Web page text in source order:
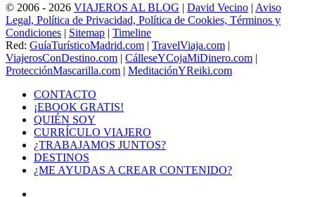
© 2006 - 2026 VIAJEROS AL BLOG | David Vecino | Aviso
Legal, Política de Privacidad, Política de Cookies, Términos y
Condiciones | Sitemap | Timeline
Red: GuíaTurísticoMadrid.com | TravelViaja.com |
ViajerosConDestino.com | CálleseYCojaMiDinero.com |
ProtecciónMascarilla.com | MeditaciónYReiki.com
CONTACTO
¡EBOOK GRATIS!
QUIÉN SOY
CURRÍCULO VIAJERO
¿TRABAJAMOS JUNTOS?
DESTINOS
¿ME AYUDAS A CREAR CONTENIDO?